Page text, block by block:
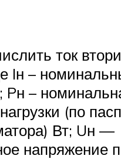
ток
Iн –
Pн –
(по
Вт; Uн —
напряжение